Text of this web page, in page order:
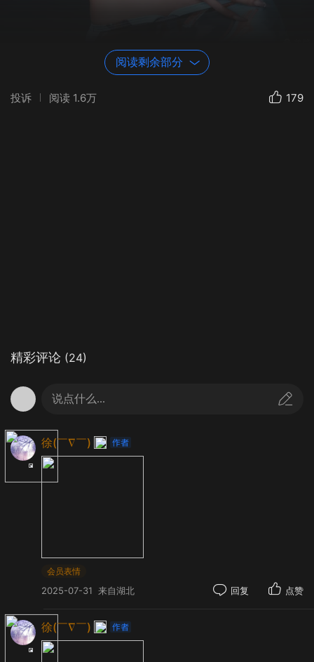
阅读剩余部分
投诉 阅读 1.6万 179
精彩评论 (24)
说点什么...
徐(￣∇￣)
会员表情
2025-07-31 来自湖北 回复 点赞
徐(￣∇￣)